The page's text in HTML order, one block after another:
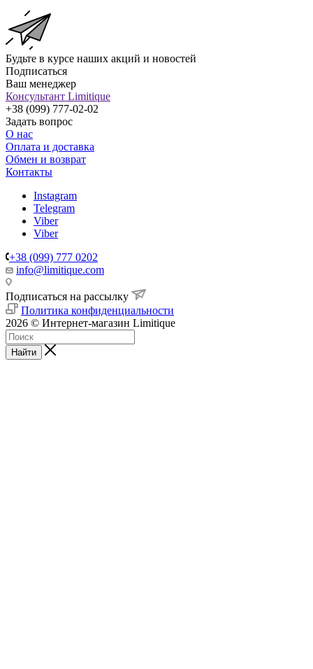
Будьте в курсе наших акций и новостей
Подписаться
Ваш менеджер
Консультант Limitique
+38 (099) 777-02-02
Задать вопрос
О нас
Оплата и доставка
Обмен и возврат
Контакты
Instagram
Telegram
Viber
Viber
+38 (099) 777 0202
info@limitique.com
Подписаться на рассылку
Политика конфиденциальности
2026 © Интернет-магазин Limitique
Найти